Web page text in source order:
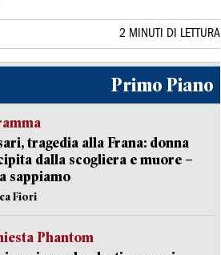
2 MINUTI DI LETTURA
Primo Piano
tragedia alla Frana: donna
dalla scogliera e muore –
sappiamo
Fiori
Phantom